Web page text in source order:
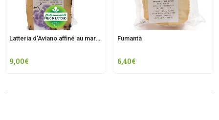
Latteria d’Aviano affiné au marcs de Schioppettino Moschioni
9,00€
Fumantà
6,40€